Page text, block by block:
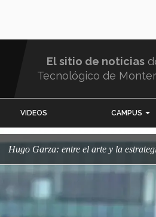
El sitio de noticias
Tecnológico de
VIDEOS CAMPUS
Hugo Garza: entre el arte y la